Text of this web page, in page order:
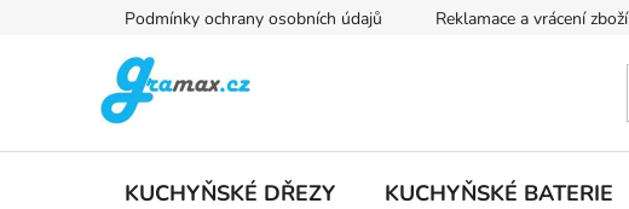
Podmínky ochrany osobních údajů Reklamace a vrácení zboží
KUCHYŇSKÉ DŘEZY KUCHYŇSKÉ BATERIE